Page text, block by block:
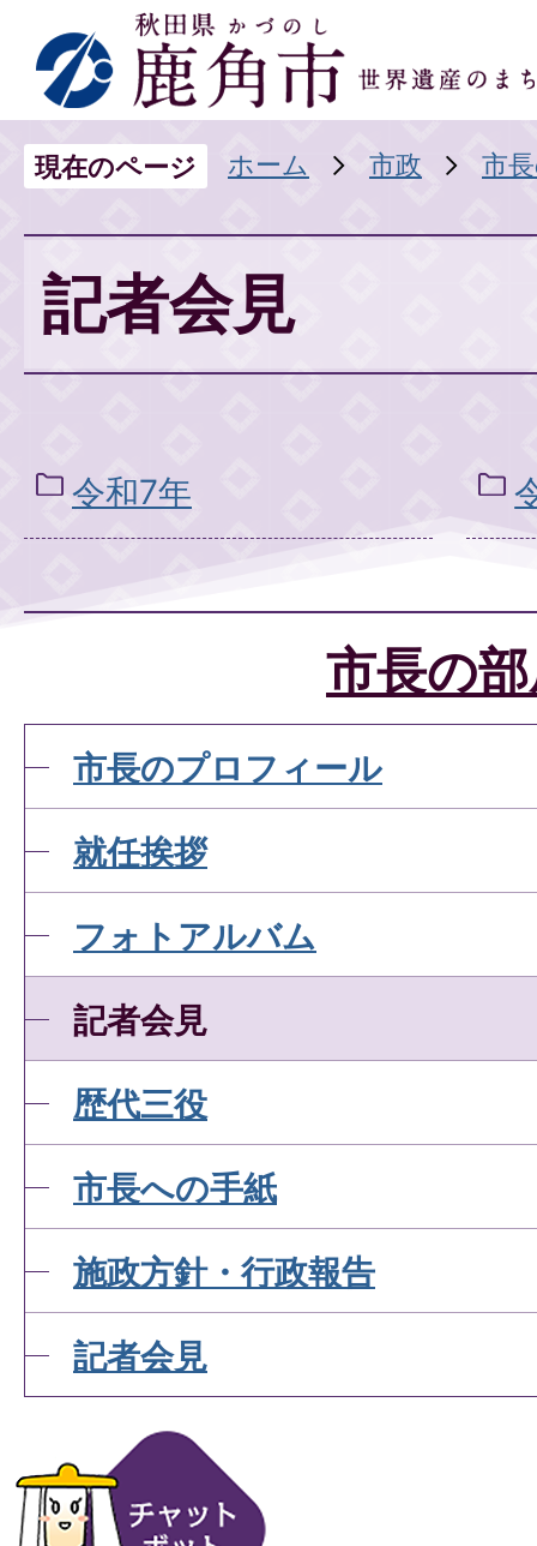
現在のページ ホーム 市政 市
記者会見
令和7年
市長の
市長のプロフィール
就任挨拶
フォトアルバム
記者会見
歴代三役
市長への手紙
施政方針・行政報告
記者会見